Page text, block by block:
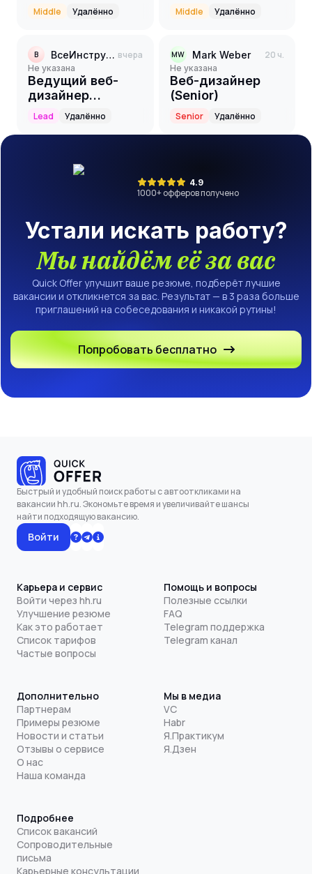
Middle Удалённо Middle Удалённо
В ВсеИнструменты.ру вчера
Не указана
Ведущий веб-
дизайнер
(маркетинг)
Lead Удалённо
MW Mark Weber 20 ч.
Не указана
Веб-дизайнер
(Senior)
Senior Удалённо
4.9
1000+ офферов получено
Устали искать работу?
Мы найдём её за вас
Quick Offer улучшит ваше резюме, подберёт лучшие
вакансии и откликнется за вас. Результат — в 3 раза больше
приглашений на собеседования и никакой рутины!
Попробовать бесплатно
Быстрый и удобный поиск работы с автооткликами на
вакансии hh.ru. Экономьте время и увеличивайте шансы
найти подходящую вакансию.
Войти
Карьера и сервис
Войти через hh.ru
Улучшение резюме
Как это работает
Список тарифов
Частые вопросы
Помощь и вопросы
Полезные ссылки
FAQ
Telegram поддержка
Telegram канал
Дополнительно
Партнерам
Примеры резюме
Новости и статьи
Отзывы о сервисе
О нас
Наша команда
Мы в медиа
VC
Habr
Я.Практикум
Я.Дзен
Подробнее
Список вакансий
Сопроводительные
письма
Карьерные консультации